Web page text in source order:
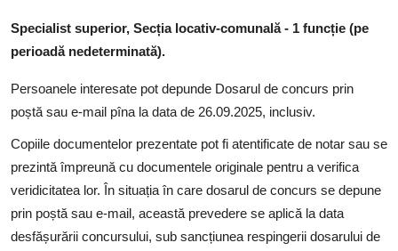
Specialist superior, Secția locativ-comunală - 1 funcție (pe
perioadă nedeterminată).
Persoanele interesate pot depunde Dosarul de concurs prin
poștă sau e-mail pîna la data de 26.09.2025, inclusiv.
Copiile documentelor prezentate pot fi atentificate de notar sau se
prezintă împreună cu documentele originale pentru a verifica
veridicitatea lor. În situația în care dosarul de concurs se depune
prin poștă sau e-mail, această prevedere se aplică la data
desfășurării concursului, sub sancțiunea respingerii dosarului de